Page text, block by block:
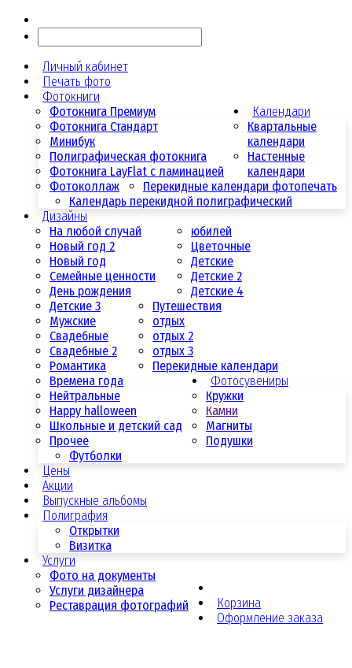
Личный кабинет
Печать фото
Фотокниги
Фотокнига Премиум
Фотокнига Стандарт
Минибук
Полиграфическая фотокнига
Фотокнига LayFlat с ламинацией
Фотоколлаж
Календари
Квартальные
календари
Настенные
календари
Перекидные календари фотопечать
Календарь перекидной полиграфический
Дизайны
На любой случай
Новый год 2
Новый год
Семейные ценности
День рождения
юбилей
Цветочные
Детские
Детские 2
Детские 4
Детские 3
Мужские
Свадебные
Свадебные 2
Романтика
Путешествия
отдых
отдых 2
отдых 3
Перекидные календари
Времена года
Нейтральные
Happy halloween
Школьные и детский сад
Прочее
Фотосувениры
Кружки
Камни
Магниты
Подушки
Футболки
Цены
Акции
Выпускные альбомы
Полиграфия
Открытки
Визитка
Услуги
Фото на документы
Услуги дизайнера
Реставрация фотографий
Корзина
Оформление заказа